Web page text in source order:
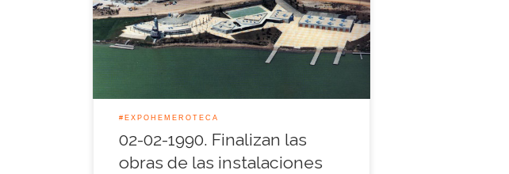
la isla de la Cartuja (CEAR) con un aspecto casi
definitivo de la margen derecha del llamado
meandro de San Jerónimo como consecuencia del
tratamiento que se había dado a los más de […]
#EXPOHEMEROTECA
02-02-1990. Finalizan las
obras de las instalaciones